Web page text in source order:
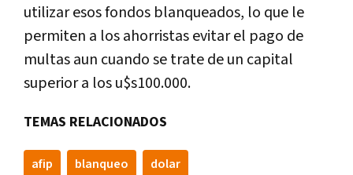
utilizar esos fondos blanqueados, lo que le
permiten a los ahorristas evitar el pago de
multas aun cuando se trate de un capital
superior a los u$s100.000.
TEMAS RELACIONADOS
afip blanqueo dolar